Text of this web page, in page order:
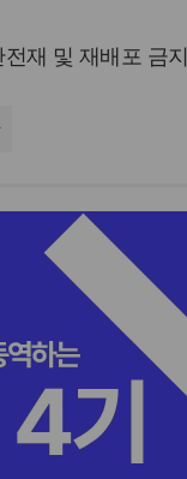
재 및 재배포 금지